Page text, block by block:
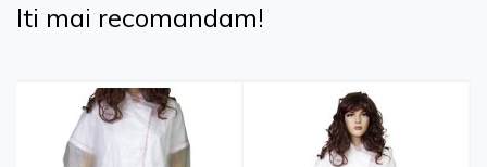
Iti mai recomandam!